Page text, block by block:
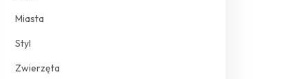
Miasta
Styl
Zwierzęta